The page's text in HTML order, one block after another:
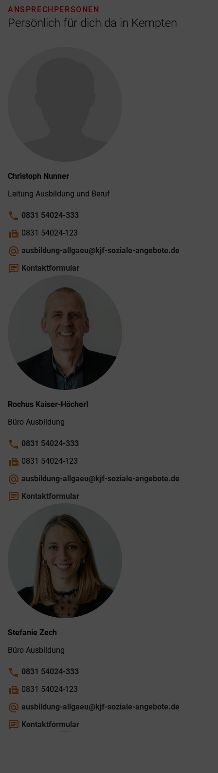
Persönlich für dich da in Kempten
ANSPRECHPERSONEN
Christoph Nunner
Leitung Ausbildung und Beruf
phone 0831 54024-333
fax 0831 54024-123
alternate_email ausbildung-allgaeu@kjf-soziale-angebote.de
chat Kontaktformular
Rochus Kaiser-Höcherl
Büro Ausbildung
phone 0831 54024-333
fax 0831 54024-123
alternate_email ausbildung-allgaeu@kjf-soziale-angebote.de
chat Kontaktformular
Stefanie Zech
Büro Ausbildung
phone 0831 54024-333
fax 0831 54024-123
alternate_email ausbildung-allgaeu@kjf-soziale-angebote.de
chat Kontaktformular